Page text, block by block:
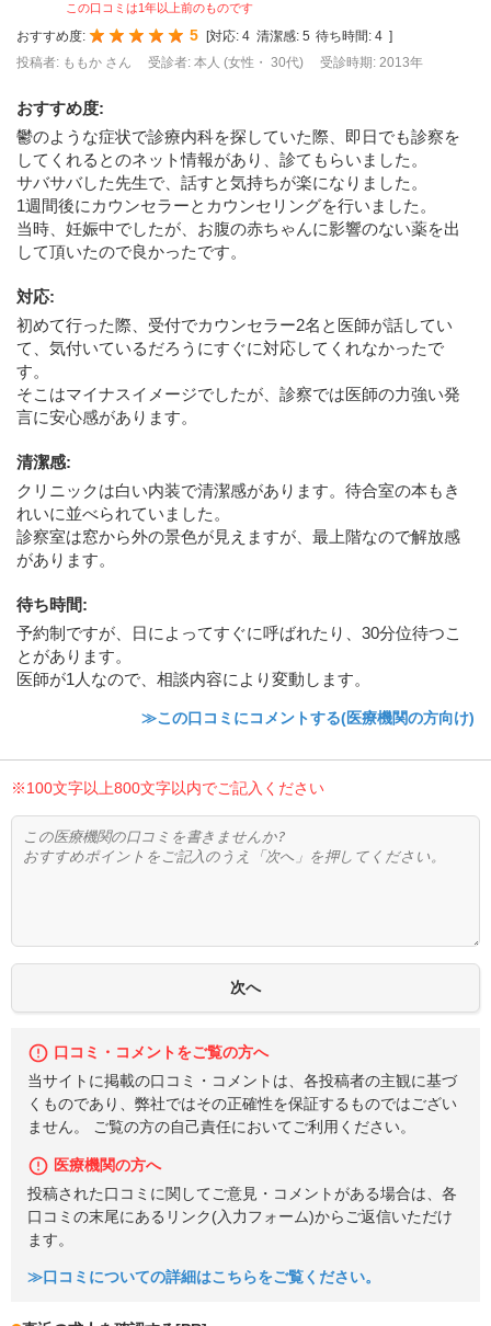
この口コミは1年以上前のものです
おすすめ度: 5 [対応: 4 清潔感: 5 待ち時間: 4 ]
投稿者: ももか さん
受診者: 本人 (女性・ 30代) 受診時期: 2013年
おすすめ度:
鬱のような症状で診療内科を探していた際、即日でも診察を
してくれるとのネット情報があり、診てもらいました。
サバサバした先生で、話すと気持ちが楽になりました。
1週間後にカウンセラーとカウンセリングを行いました。
当時、妊娠中でしたが、お腹の赤ちゃんに影響のない薬を出
して頂いたので良かったです。
対応:
初めて行った際、受付でカウンセラー2名と医師が話してい
て、気付いているだろうにすぐに対応してくれなかったで
す。
そこはマイナスイメージでしたが、診察では医師の力強い発
言に安心感があります。
清潔感:
クリニックは白い内装で清潔感があります。待合室の本もき
れいに並べられていました。
診察室は窓から外の景色が見えますが、最上階なので解放感
があります。
待ち時間:
予約制ですが、日によってすぐに呼ばれたり、30分位待つこ
とがあります。
医師が1人なので、相談内容により変動します。
≫この口コミにコメントする(医療機関の方向け)
※100文字以上800文字以内でご記入ください
口コミ・コメントをご覧の方へ
当サイトに掲載の口コミ・コメントは、各投稿者の主観に基づ
くものであり、弊社ではその正確性を保証するものではござい
ません。 ご覧の方の自己責任においてご利用ください。
医療機関の方へ
投稿された口コミに関してご意見・コメントがある場合は、各
口コミの末尾にあるリンク(入力フォーム)からご返信いただけ
ます。
≫口コミについての詳細はこちらをご覧ください。